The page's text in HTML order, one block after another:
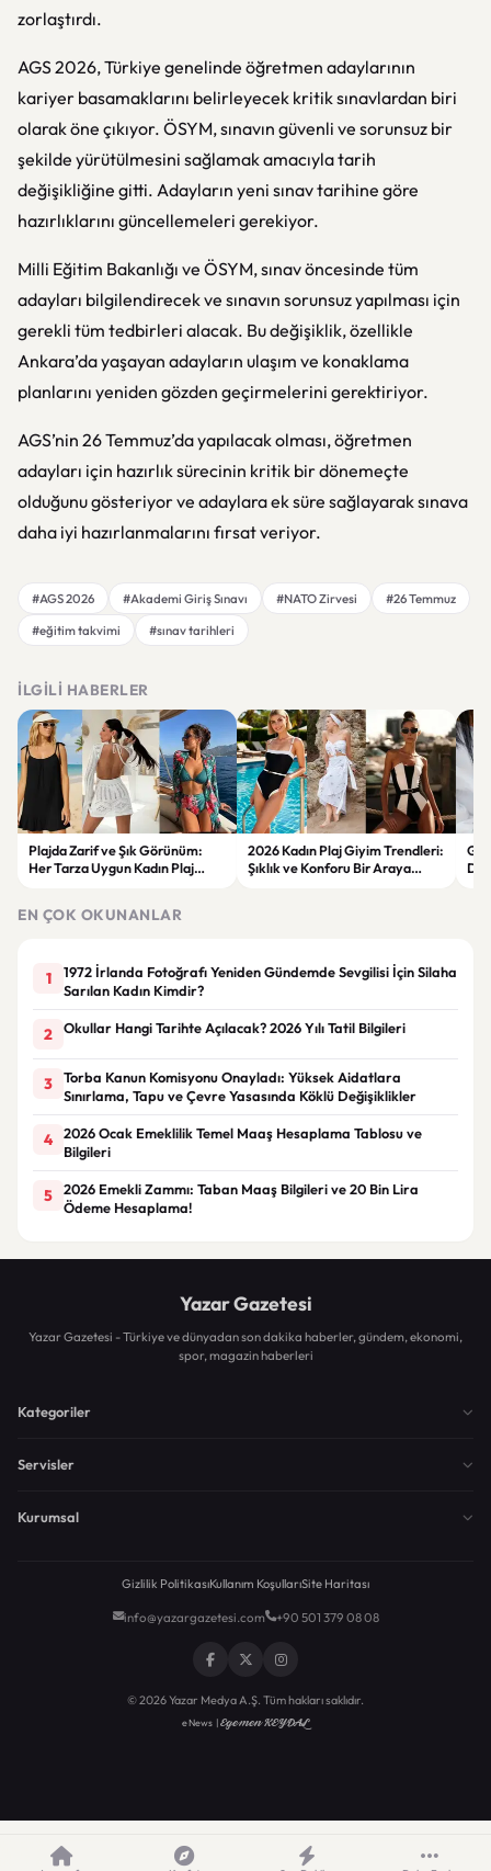
zorlaştırdı.
AGS 2026, Türkiye genelinde öğretmen adaylarının
kariyer basamaklarını belirleyecek kritik sınavlardan biri
olarak öne çıkıyor. ÖSYM, sınavın güvenli ve sorunsuz bir
şekilde yürütülmesini sağlamak amacıyla tarih
değişikliğine gitti. Adayların yeni sınav tarihine göre
hazırlıklarını güncellemeleri gerekiyor.
Milli Eğitim Bakanlığı ve ÖSYM, sınav öncesinde tüm
adayları bilgilendirecek ve sınavın sorunsuz yapılması için
gerekli tüm tedbirleri alacak. Bu değişiklik, özellikle
Ankara’da yaşayan adayların ulaşım ve konaklama
planlarını yeniden gözden geçirmelerini gerektiriyor.
AGS’nin 26 Temmuz’da yapılacak olması, öğretmen
adayları için hazırlık sürecinin kritik bir dönemeçte
olduğunu gösteriyor ve adaylara ek süre sağlayarak sınava
daha iyi hazırlanmalarını fırsat veriyor.
#AGS 2026 #Akademi Giriş Sınavı #NATO Zirvesi
#26 Temmuz
#eğitim takvimi
#sınav tarihleri
İLGILI HABERLER
Plajda Zarif ve Şık Görünüm:
Her Tarza Uygun Kadın Plaj
2026 Kadın Plaj Giyim Trendleri:
Şıklık ve Konforu Bir Araya
EN ÇOK OKUNANLAR
1
1972 İrlanda Fotoğrafı Yeniden Gündemde Sevgilisi İçin Silaha
Sarılan Kadın Kimdir?
2 Okullar Hangi Tarihte Açılacak? 2026 Yılı Tatil Bilgileri
3
Torba Kanun Komisyonu Onayladı: Yüksek Aidatlara
Sınırlama, Tapu ve Çevre Yasasında Köklü Değişiklikler
4
2026 Ocak Emeklilik Temel Maaş Hesaplama Tablosu ve
Bilgileri
5
2026 Emekli Zammı: Taban Maaş Bilgileri ve 20 Bin Lira
Ödeme Hesaplama!
Yazar Gazetesi
Yazar Gazetesi - Türkiye ve dünyadan son dakika haberler, gündem, ekonomi,
spor, magazin haberleri
Kategoriler
Servisler
Kurumsal
Gizlilik PolitikasıKullanım KoşullarıSite Haritası
info@yazargazetesi.com +90 501 379 08 08
© 2026 Yazar Medya A.Ş. Tüm hakları saklıdır.
eNews |Egemen KEYDAL